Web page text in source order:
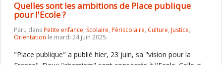
Quelles sont les ambitions de Place publique
pour l'Ecole ?
Paru dansPetite enfance, Scolaire, Périscolaire, Culture, Justice,
Orientation le mardi 24 juin 2025.
"Place publique" a publié hier, 23 juin, sa "vision pour la